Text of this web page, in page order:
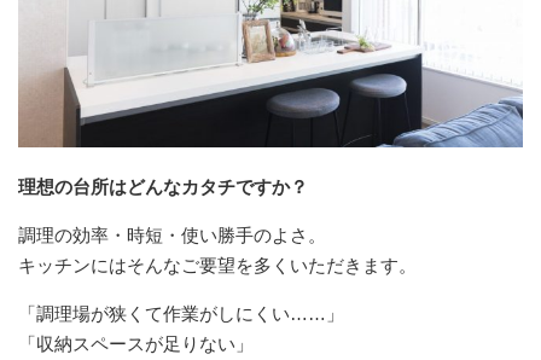
理想の台所はどんなカタチですか？
調理の効率・時短・使い勝手のよさ。
キッチンにはそんなご要望を多くいただきます。
「調理場が狭くて作業がしにくい……」
「収納スペースが足りない」